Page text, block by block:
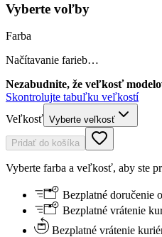
Vyberte voľby
Farba
Načítavanie farieb…
Nezabudnite, že veľkosť
Skontrolujte tabuľku veľkostí
Veľkosť Vyberte veľkosť
Pridať do košíka
Vyberte farba a veľkosť, aby ste
Bezplatné doručenie
Bezplatné vrátenie
Bezplatné vrátenie